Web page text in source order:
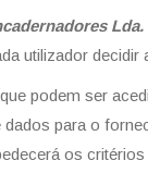
Lda.
utilizador decidir
podem ser
dados para o
os